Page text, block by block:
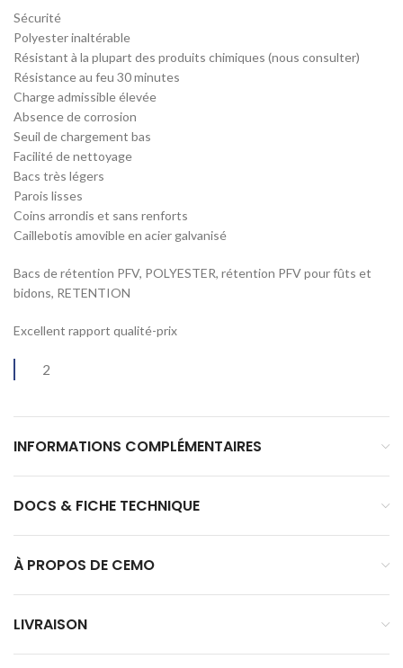
Sécurité
Polyester inaltérable
Résistant à la plupart des produits chimiques (nous consulter)
Résistance au feu 30 minutes
Charge admissible élevée
Absence de corrosion
Seuil de chargement bas
Facilité de nettoyage
Bacs très légers
Parois lisses
Coins arrondis et sans renforts
Caillebotis amovible en acier galvanisé
Bacs de rétention PFV, POLYESTER, rétention PFV pour fûts et
bidons, RETENTION
Excellent rapport qualité-prix
2
INFORMATIONS COMPLÉMENTAIRES
DOCS & FICHE TECHNIQUE
À PROPOS DE CEMO
LIVRAISON